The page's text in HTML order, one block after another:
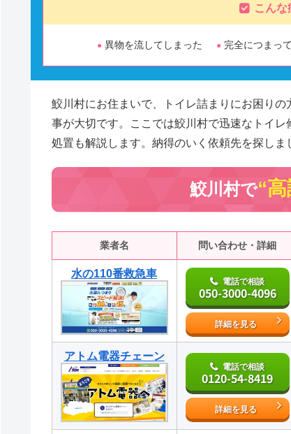
こん
異物を流してしまった 完全につまっ
鮫川村にお住まいで、トイレ詰まりにお困り
事が大切です。ここでは鮫川村で迅速なトイ
処置も解説します。納得のいく依頼先を探しま
鮫川村で“高
業者名 問い合わせ・詳細
水の110番救急車
電話で相談
050-3000-4096
詳細を見る
アトム電器チェーン
電話で相談
0120-54-8419
詳細を見る